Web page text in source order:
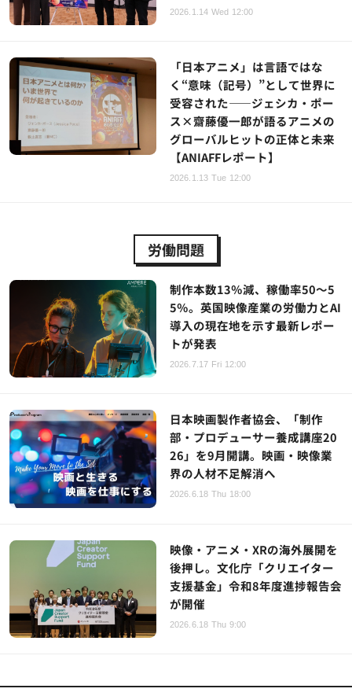
2026.1.14 Wed 12:00
「日本アニメ」は言語ではな
く“意味（記号）”として世界に
受容された――ジェシカ・ポー
ス×齋藤優一郎が語るアニメの
グローバルヒットの正体と未来
【ANIAFFレポート】
2026.1.13 Tue 12:00
労働問題
制作本数13％減、稼働率50～5
5％。英国映像産業の労働力とAI
導入の現在地を示す最新レポー
トが発表
2026.7.17 Fri 12:00
日本映画製作者協会、「制作
部・プロデューサー養成講座20
26」を9月開講。映画・映像業
界の人材不足解消へ
2026.6.18 Thu 18:00
映像・アニメ・XRの海外展開を
後押し。文化庁「クリエイター
支援基金」令和8年度進捗報告会
が開催
2026.6.18 Thu 9:00